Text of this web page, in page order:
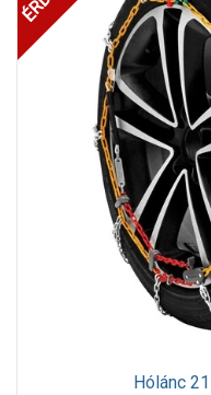
Hólánc